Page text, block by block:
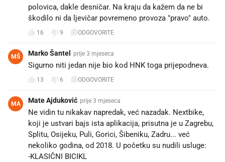
polovica, dakle desničar. Na kraju da kažem da ne bi
škodilo ni da ljevičar povremeno provoza "pravo" auto.
16 9 ODGOVORITE
MŠ Marko Šantel prije 3 mjeseca
Sigurno niti jedan nije bio kod HNK toga prijepodneva.
13 6 ODGOVORITE
MA Mate Ajduković prije 3 mjeseca
Ne vidin tu nikakav napredak, već nazadak. Nextbike,
koji je ustvari bajs ista aplikacija, prisutna je u Zagrebu,
Splitu, Osijeku, Puli, Gorici, Šibeniku, Zadru... već
nekoliko godina, od 2018. U početku su nudili usluge:
-KLASIČNI BICIKL